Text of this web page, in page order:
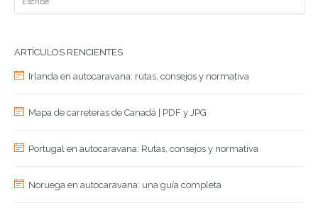
ARTÍCULOS RENCIENTES
Irlanda en autocaravana: rutas, consejos y normativa
Mapa de carreteras de Canadá | PDF y JPG
Portugal en autocaravana: Rutas, consejos y normativa
Noruega en autocaravana: una guía completa